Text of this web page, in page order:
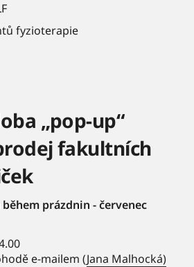
fyzioterapie
„pop-up“
fakultních
prázdnin - červenec
e-mailem (Jana Malhocká)